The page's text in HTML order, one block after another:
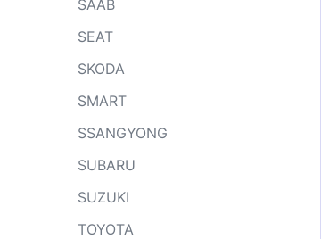
SAAB
SEAT
SKODA
SMART
SSANGYONG
SUBARU
SUZUKI
TOYOTA